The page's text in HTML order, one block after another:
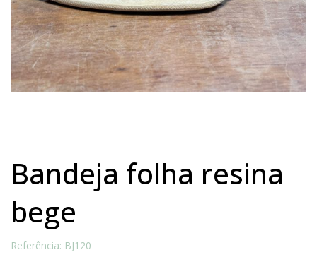
bandeja folha resina
bege
Referência: BJ120